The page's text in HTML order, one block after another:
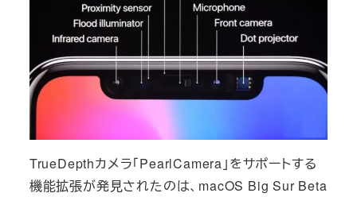
TrueDepthカメラ「PearlCamera」をサポートする
機能拡張が発見されたのは、macOS Big Sur Beta